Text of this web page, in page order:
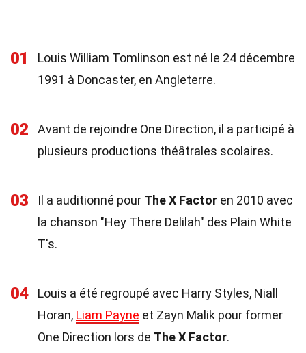
01
Louis William Tomlinson est né le 24 décembre
1991 à Doncaster, en Angleterre.
02
Avant de rejoindre One Direction, il a participé à
plusieurs productions théâtrales scolaires.
03 Il a auditionné pour The X Factor en 2010 avec
la chanson "Hey There Delilah" des Plain White
T's.
04
Louis a été regroupé avec Harry Styles, Niall
Horan, Liam Payne et Zayn Malik pour former
One Direction lors de The X Factor.